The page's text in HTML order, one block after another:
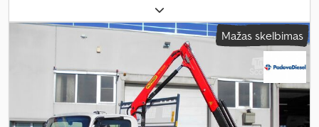
4x2
dyzelinas, stabdžiai:variklio stabdymas, spalva:kitas, vairuotojo
dieninė kabina , emisijos klasė:Euro 5, pakaba:plienas
6 000 mm , bendras plotis:2 150 mm
, bendras
2 650 mm , Gamybos metai:2013, Įranga:
užraktas, elektrinis langų reguliavimas, elektriškai
reguliuojamas veidrodis
Mažas skelbimas